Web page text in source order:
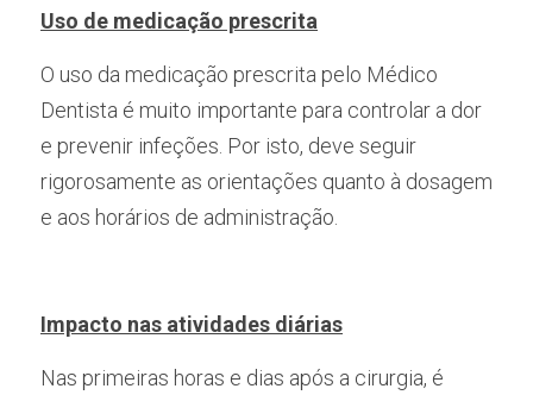
Uso de medicação prescrita
O uso da medicação prescrita pelo Médico
Dentista é muito importante para controlar a dor
e prevenir infeções. Por isto, deve seguir
rigorosamente as orientações quanto à dosagem
e aos horários de administração.
Impacto nas atividades diárias
Nas primeiras horas e dias após a cirurgia, é